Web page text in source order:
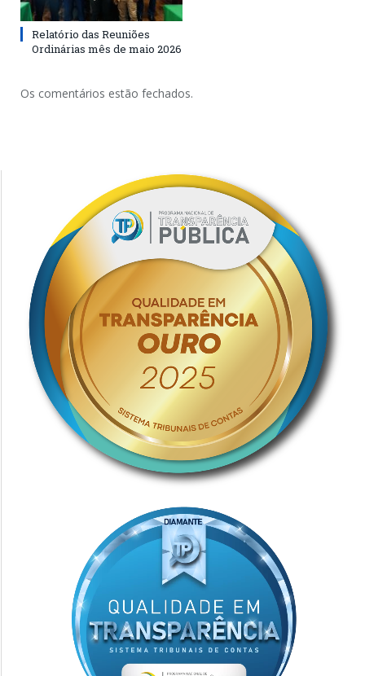
Relatório das Reuniões
Ordinárias mês de maio 2026
Os comentários estão fechados.